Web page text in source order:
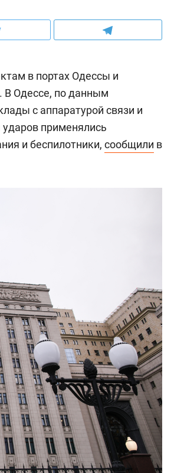
в портах Одессы и
В Одессе, по данным
с аппаратурой связи и
применялись
и беспилотники, сообщили в